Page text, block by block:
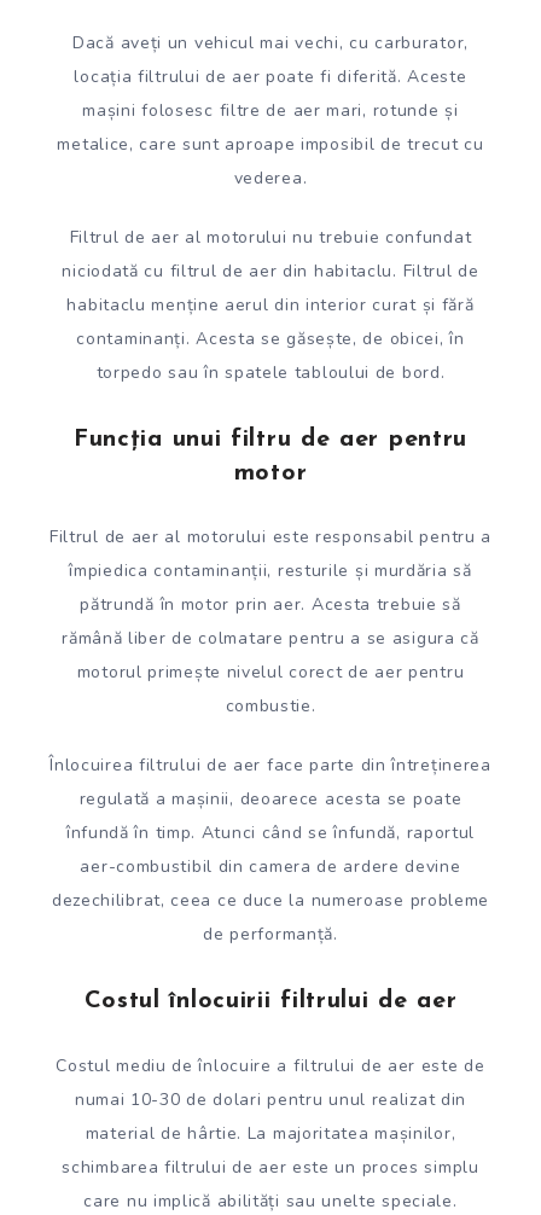
Dacă aveți un vehicul mai vechi, cu carburator,
locația filtrului de aer poate fi diferită. Aceste
mașini folosesc filtre de aer mari, rotunde și
metalice, care sunt aproape imposibil de trecut cu
vederea.
Filtrul de aer al motorului nu trebuie confundat
niciodată cu filtrul de aer din habitaclu. Filtrul de
habitaclu menține aerul din interior curat și fără
contaminanți. Acesta se găsește, de obicei, în
torpedo sau în spatele tabloului de bord.
Funcția unui filtru de aer pentru
motor
Filtrul de aer al motorului este responsabil pentru a
împiedica contaminanții, resturile și murdăria să
pătrundă în motor prin aer. Acesta trebuie să
rămână liber de colmatare pentru a se asigura că
motorul primește nivelul corect de aer pentru
combustie.
Înlocuirea filtrului de aer face parte din întreținerea
regulată a mașinii, deoarece acesta se poate
înfundă în timp. Atunci când se înfundă, raportul
aer-combustibil din camera de ardere devine
dezechilibrat, ceea ce duce la numeroase probleme
de performanță.
Costul înlocuirii filtrului de aer
Costul mediu de înlocuire a filtrului de aer este de
numai 10-30 de dolari pentru unul realizat din
material de hârtie. La majoritatea mașinilor,
schimbarea filtrului de aer este un proces simplu
care nu implică abilități sau unelte speciale.